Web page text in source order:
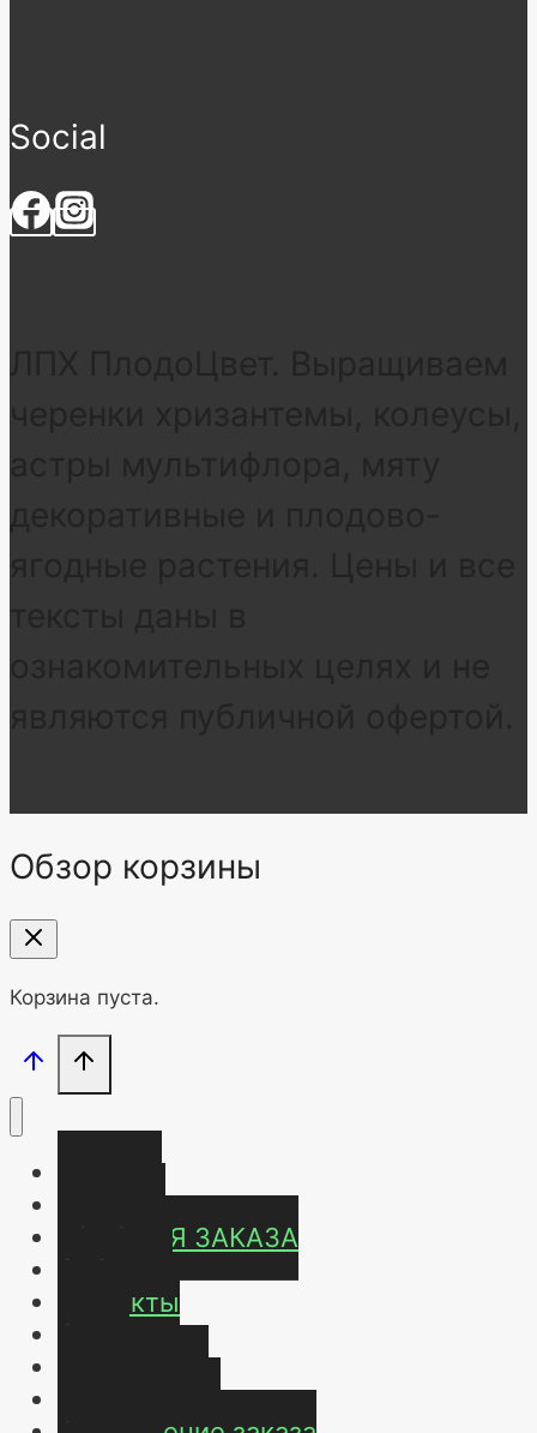
Social
Обзор корзины
Корзина пуста.
УСЛОВИЯ ЗАКАЗА
ОТЗЫВЫ
Контакты
О нас